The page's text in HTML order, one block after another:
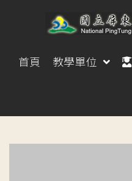
首頁 教學單位